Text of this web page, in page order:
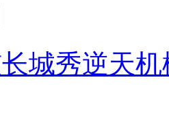
城秀逆天机